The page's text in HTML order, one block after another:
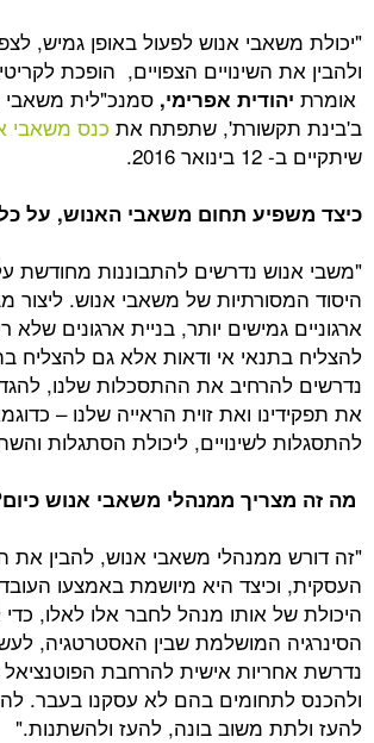
אנוש לפעול באופן גמיש, לצפות קדימה
הצפויים, הופכת לקריטית."
אפרימי,סמנכ"לית משאבי אנוש
שתפתח אתכנס משאבי אנוש,
תחום משאבי האנוש, על כלל הארגון?
נדרשים להתבוננות מחודשת על הנחות
של משאבי אנוש. ליצור מבנים
יותר, בניית ארגונים שלא רק יכולים
אי ודאות אלא גם להצליח בהם. אנו
את ההתסכלות שלנו, להגדיר מחדש
ואת זוית הראייה שלנו – כדוגמא
ליכולת הסתגלות והשתנות."
ממנהלי משאבי אנוש כיום?
משאבי אנוש, להבין את האסטרטגיה
היא מיושמת באמצעו העובדים. ואת
אותו מנהל לחבר אלו לאלו, כדי ליצור את
שבין האסטרטגיה, לעשייה בפועל.
אישית להרחבת הפוטנציאל שלנו, להעז
בהם לא עסקנו בעבר. להעז ולשנות ,
משוב בונה, להעז ולהשתנות."